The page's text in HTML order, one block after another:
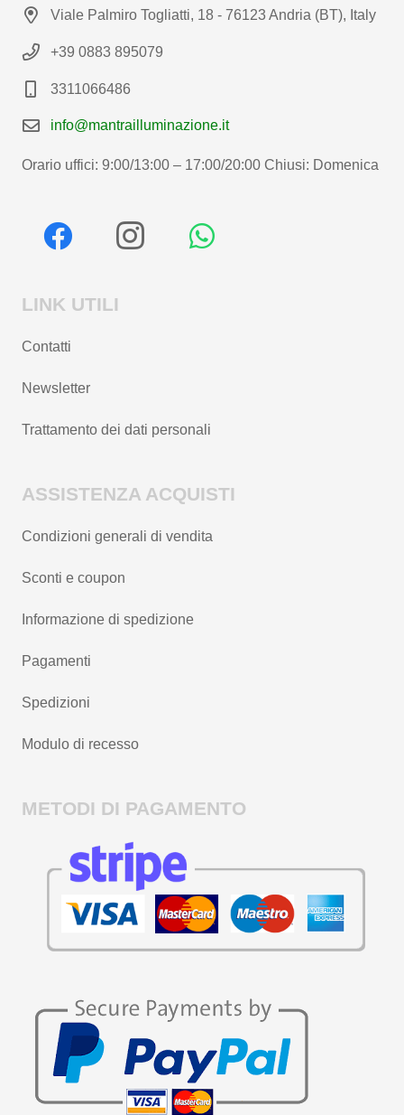
Viale Palmiro Togliatti, 18 - 76123 Andria (BT), Italy
+39 0883 895079
3311066486
info@mantrailluminazione.it
Orario uffici: 9:00/13:00 – 17:00/20:00 Chiusi: Domenica
LINK UTILI
Contatti
Newsletter
Trattamento dei dati personali
ASSISTENZA ACQUISTI
Condizioni generali di vendita
Sconti e coupon
Informazione di spedizione
Pagamenti
Spedizioni
Modulo di recesso
METODI DI PAGAMENTO